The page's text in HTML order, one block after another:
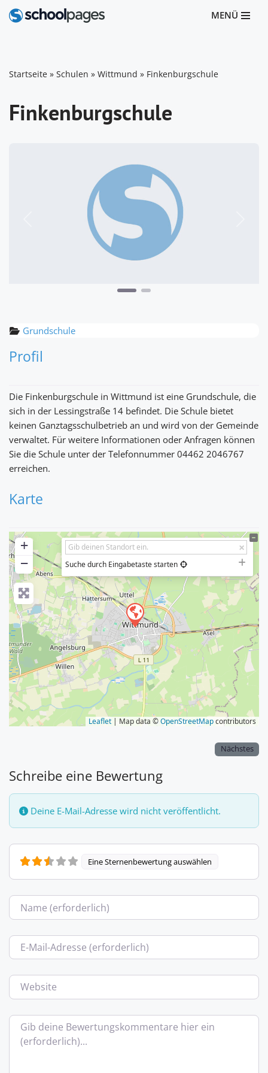
MENÜ
Startseite » Schulen » Wittmund » Finkenburgschule
Finkenburgschule
Grundschule
Profil
Die Finkenburgschule in Wittmund ist eine Grundschule, die
sich in der Lessingstraße 14 befindet. Die Schule bietet
keinen Ganztagsschulbetrieb an und wird von der Gemeinde
verwaltet. Für weitere Informationen oder Anfragen können
Sie die Schule unter der Telefonnummer 04462 2046767
erreichen.
Karte
+
−
Suche durch Eingabetaste starten
Leaflet | Map data ©OpenStreetMapcontributors
Nächstes
Schreibe eine Bewertung
Deine E-Mail-Adresse wird nicht veröffentlicht.
Eine Sternenbewertung auswählen
Name
E-Mail
Website
Bewertungstext